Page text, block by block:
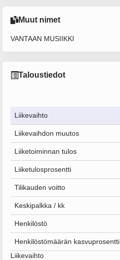
Muut nimet
VANTAAN MUSIIKKI
Taloustiedot
Liikevaihto
Liikevaihdon muutos
Liiketoiminnan tulos
Liiketulosprosentti
Tilikauden voitto
Keskipalkka / kk
Henkilöstö
Henkilöstömäärän kasvuprosentti
Liikevaihto